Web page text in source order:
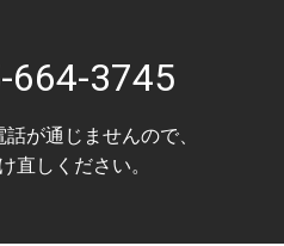
664-3745
が通じませんので、
直しください。